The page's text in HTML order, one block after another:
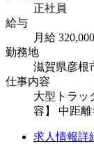
正社員
給与
月給
勤務地
滋賀県彦根
仕事内容
大型トラッ
容】 中距
求人情報詳